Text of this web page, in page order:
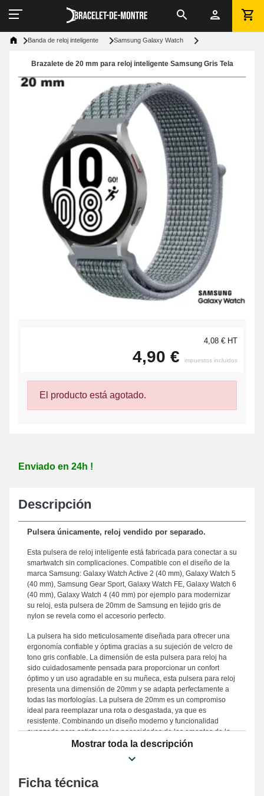
Banda de reloj inteligente Samsung Galaxy Watch
Brazalete de 20 mm para reloj inteligente Samsung Gris Tela
4,08 € HT
4,90 € impuestos incluidos
El producto está agotado.
Enviado en 24h !
Descripción
Pulsera únicamente, reloj vendido por separado.
Esta pulsera de reloj inteligente está fabricada para conectar a su
smartwatch sin complicaciones. Compatible con el diseño de la
marca Samsung: Galaxy Watch Active 2 (40 mm), Galaxy Watch 5
(40 mm), Samsung Gear Sport, Galaxy Watch FE, Galaxy Watch 6
(40 mm), Galaxy Watch 4 (40 mm) por ejemplo para modernizar
su reloj, esta pulsera de 20mm de Samsung en tejido gris de
nylon se revela como el accesorio perfecto.
La pulsera ha sido meticulosamente diseñada para ofrecer una
ergonomía confiable y óptima gracias a su sujeción de velcro de
tono gris confiable. La dimensión de esta pulsera para reloj ha
sido cuidadosamente pensada para proporcionar un confort
óptimo y un uso agradable en su muñeca, esta pulsera para reloj
presenta una dimensión de 20mm y se adapta perfectamente a
todas las morfologías. La pulsera de 20mm es un compromiso
ideal para reemplazar una rota o desgastada, ya que es
resistente. Combinando un diseño moderno y funcionalidad
avanzada para satisfacer las necesidades de los amantes de la
elegancia y la funcionalidad, el tono gris evoca una elegancia
distingue por una hebilla de velcro de alta calidad, y su
Galaxy Watch 5 (40 mm), Galaxy Watch 4 (40 mm), Galaxy Watch
Mostrar toda la descripción
Ficha técnica